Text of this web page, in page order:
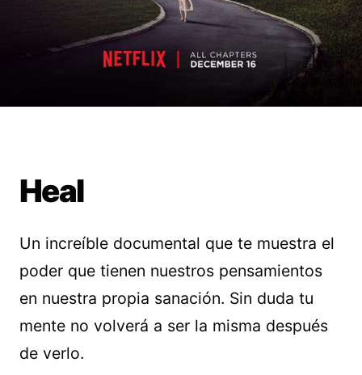
Heal
Un increíble documental que te muestra el
poder que tienen nuestros pensamientos
en nuestra propia sanación. Sin duda tu
mente no volverá a ser la misma después
de verlo.